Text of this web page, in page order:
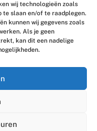
wij technologieën zoals
te slaan en/of te raadplegen.
kunnen wij gegevens zoals
Als je geen
kan dit een nadelige